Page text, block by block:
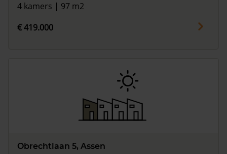
4 kamers | 97 m2
€ 419.000
Obrechtlaan 5, Assen